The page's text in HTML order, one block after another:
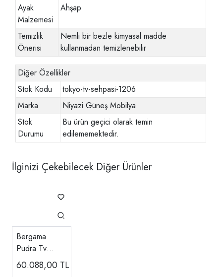
Ayak
Malzemesi
Ahşap
Temizlik
Önerisi
Nemli bir bezle kimyasal madde
kullanmadan temizlenebilir
Diğer Özellikler
Stok Kodu
tokyo-tv-sehpasi-1206
Marka
Niyazi Güneş Mobilya
Stok
Durumu
Bu ürün geçici olarak temin
edilememektedir.
İlginizi Çekebilecek Diğer Ürünler
Bergama
Pudra Tv
Ünitesi
60.088,00 TL